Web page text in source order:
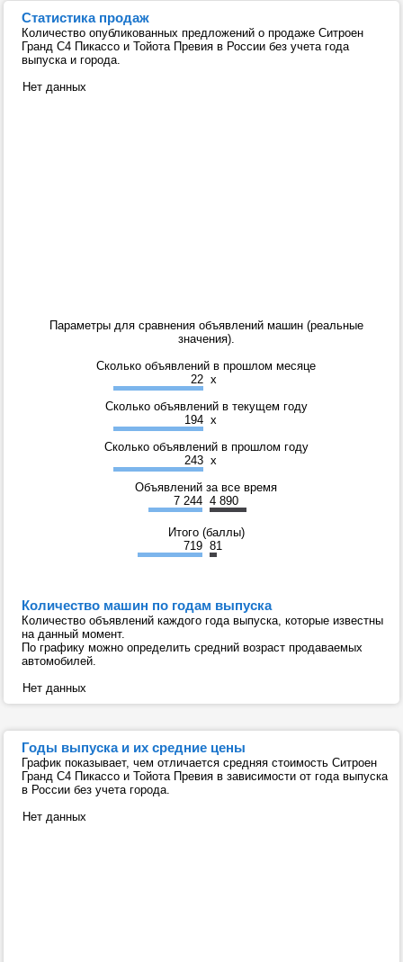
Статистика продаж
Количество опубликованных предложений о продаже Ситроен
Гранд C4 Пикассо и Тойота Превия в России без учета года
выпуска и города.
Нет данных
Параметры для сравнения объявлений машин (реальные
значения).
Сколько объявлений в прошлом месяце
22 x
Сколько объявлений в текущем году
194 x
Сколько объявлений в прошлом году
243 x
Объявлений за все время
7 244 4 890
Итого (баллы)
719 81
Количество машин по годам выпуска
Количество объявлений каждого года выпуска, которые известны
на данный момент.
По графику можно определить средний возраст продаваемых
автомобилей.
Нет данных
Годы выпуска и их средние цены
График показывает, чем отличается средняя стоимость Ситроен
Гранд C4 Пикассо и Тойота Превия в зависимости от года выпуска
в России без учета города.
Нет данных